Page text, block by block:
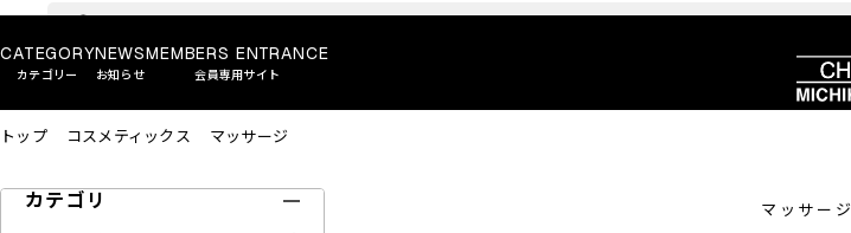
CATEGORY
カテゴリー
NEWS
お知らせ
MEMBERS ENTRANCE
会員専用サイト
トップ コスメティックス マッサージ
カテゴリ マッサージ